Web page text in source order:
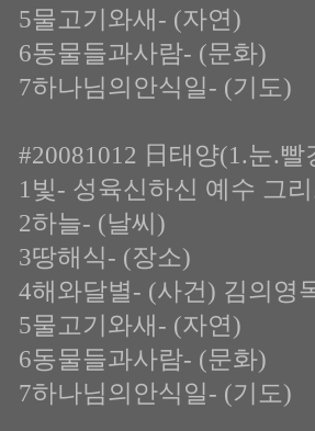
5물고기와새- (자연)
6동물들과사람- (문화)
7하나님의안식일- (기도)
#20081012 日태양(1.눈.빨
1빛- 성육신하신 예수 그
2하늘- (날씨)
3땅해식- (장소)
4해와달별- (사건) 김의영
5물고기와새- (자연)
6동물들과사람- (문화)
7하나님의안식일- (기도)